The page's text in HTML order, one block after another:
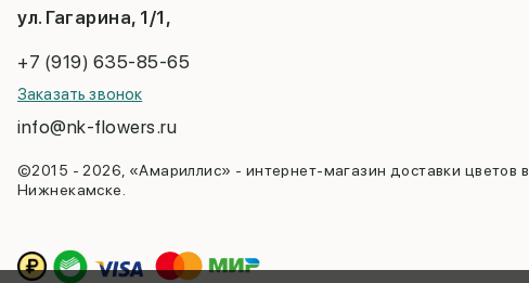
ул. Гагарина, 1/1,
+7 (919) 635-85-65
Заказать звонок
info@nk-flowers.ru
©2015 - 2026, «Амариллис» - интернет-магазин доставки цветов в
Нижнекамске.